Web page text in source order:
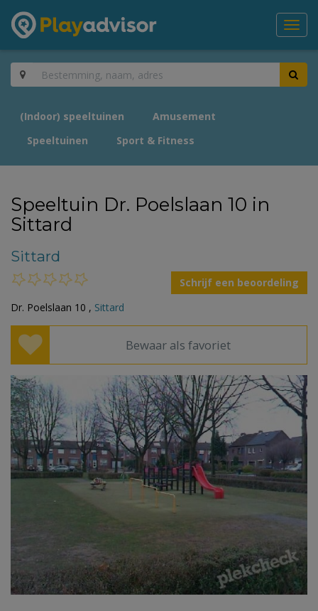
(Indoor) speeltuinen
Amusement
Speeltuinen
Sport & Fitness
Speeltuin Dr. Poelslaan 10 in
Sittard
Sittard
Schrijf een beoordeling
Dr. Poelslaan 10 , Sittard
Bewaar als favoriet